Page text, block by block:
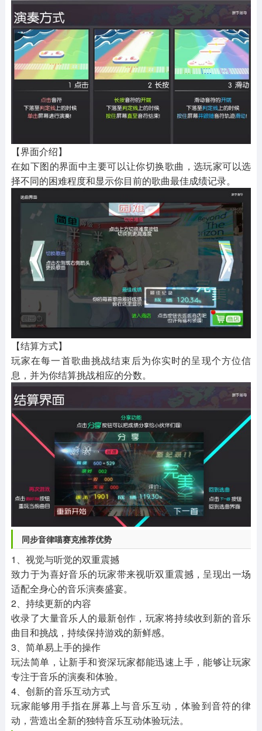
【界面介绍】
在如下图的界面中主要可以让你切换歌曲，选玩家可以选
择不同的困难程度和显示你目前的歌曲最佳成绩记录。
【结算方式】
玩家在每一首歌曲挑战结束后为你实时的呈现个方位信
息，并为你结算挑战相应的分数。
同步音律喵赛克推荐优势
1、视觉与听觉的双重震撼
致力于为喜好音乐的玩家带来视听双重震撼，呈现出一场
适配全身心的音乐演奏盛宴。
2、持续更新的内容
收录了大量音乐人的最新创作，玩家将持续收到新的音乐
曲目和挑战，持续保持游戏的新鲜感。
3、简单易上手的操作
玩法简单，让新手和资深玩家都能迅速上手，能够让玩家
专注于音乐的演奏和体验。
4、创新的音乐互动方式
玩家能够用手指在屏幕上与音乐互动，体验到音符的律
动，营造出全新的独特音乐互动体验玩法。